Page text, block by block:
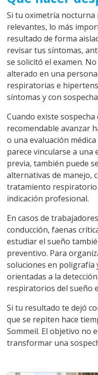
Si tu oximetría
relevantes, lo más
resultado de forma
revisar tus síntomas,
se solicitó el examen.
alterado en una
respiratorias e
síntomas y con
Cuando existe
recomendable avanzar
o una evaluación
parece vincularse a
previa, también puede
alternativas de manejo,
tratamiento
indicación profesional.
En casos de
conducción, faenas
estudiar el sueño
preventivo. Para
soluciones en poligrafía
orientadas a la
respiratorios del sueño
Si tu resultado te dejó
que se repiten hace
Sommeil. El objetivo no
transformar una